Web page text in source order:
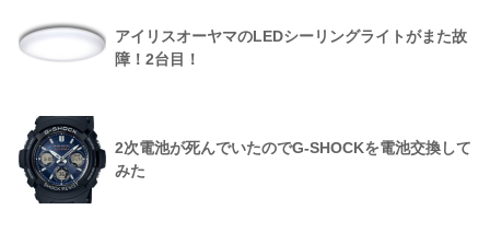
アイリスオーヤマのLEDシーリングライトがまた故
障！2台目！
2次電池が死んでいたのでG-SHOCKを電池交換して
みた